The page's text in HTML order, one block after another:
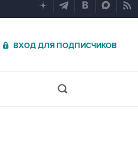
ВХОД ДЛЯ ПОДПИСЧИКОВ